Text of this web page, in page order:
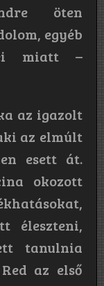
öten
egyéb
miatt –
az igazolt
az elmúlt
esett át.
okozott
éleszteni,
tanulnia
az első